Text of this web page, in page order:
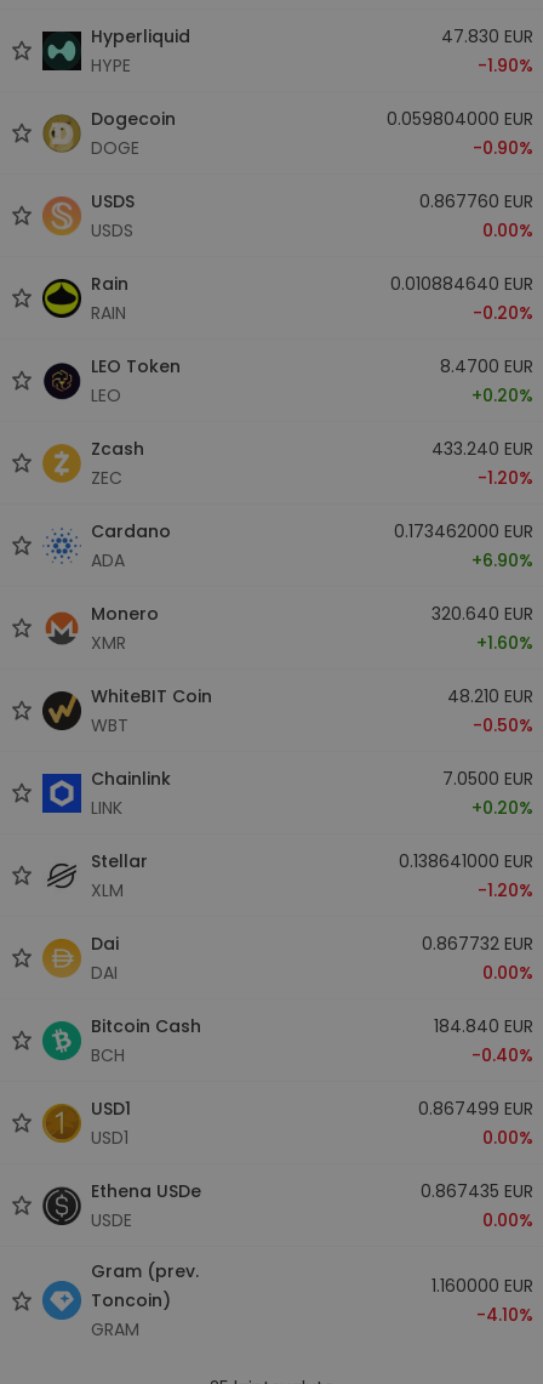
Hyperliquid
HYPE
47.830 EUR
-1.90%
Dogecoin
DOGE
0.059804000 EUR
-0.90%
USDS
USDS
0.867760 EUR
0.00%
Rain
RAIN
0.010884640 EUR
-0.20%
LEO Token
LEO
8.4700 EUR
+0.20%
Zcash
ZEC
433.240 EUR
-1.20%
Cardano
ADA
0.173462000 EUR
+6.90%
Monero
XMR
320.640 EUR
+1.60%
WhiteBIT Coin
WBT
48.210 EUR
-0.50%
Chainlink
LINK
7.0500 EUR
+0.20%
Stellar
XLM
0.138641000 EUR
-1.20%
Dai
DAI
0.867732 EUR
0.00%
Bitcoin Cash
BCH
184.840 EUR
-0.40%
USD1
USD1
0.867499 EUR
0.00%
Ethena USDe
USDE
0.867435 EUR
0.00%
Gram (prev.
Toncoin)
GRAM
1.160000 EUR
-4.10%